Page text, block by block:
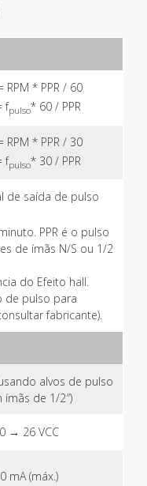
RPM * PPR / 60
fpulso* 60 / PPR
RPM * PPR / 30
fpulso* 30 / PPR
de saída de pulso
PPR é o pulso
de ímãs N/S ou 1/2
do Efeito hall.
de pulso para
fabricante).
alvos de pulso
ímãs de 1/2″)
→ 26 VCC
mA (máx.)